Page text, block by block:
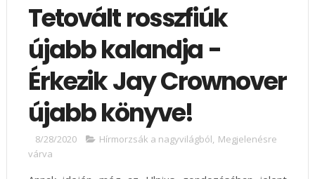
Tetovált rosszfiúk
újabb kalandja -
Érkezik Jay Crownover
újabb könyve!
8/28/2020 Hírmorzsák a nagyvilágból, Megjelenésre
várva